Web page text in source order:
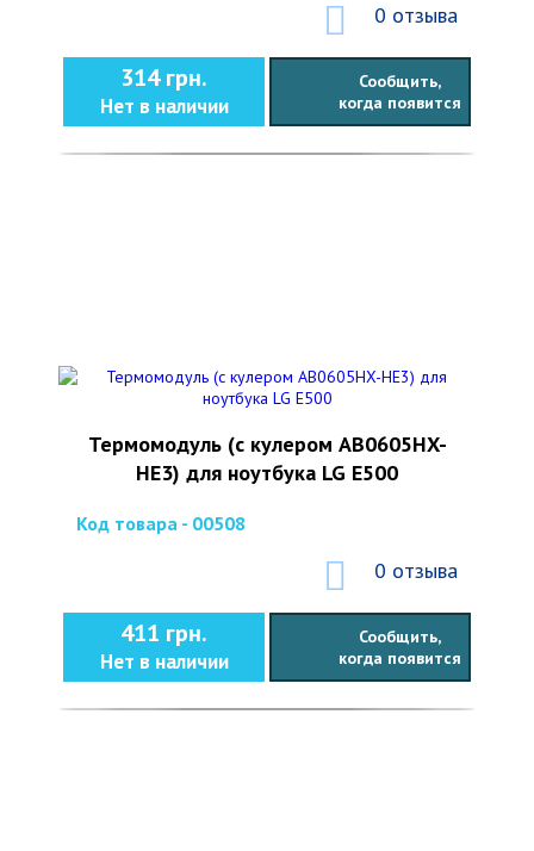
0 отзыва
314 грн.
Нет в наличии
Сообщить,
когда появится
Термомодуль (с кулером AB0605HX-
HE3) для ноутбука LG E500
Код товара - 00508
0 отзыва
411 грн.
Нет в наличии
Сообщить,
когда появится